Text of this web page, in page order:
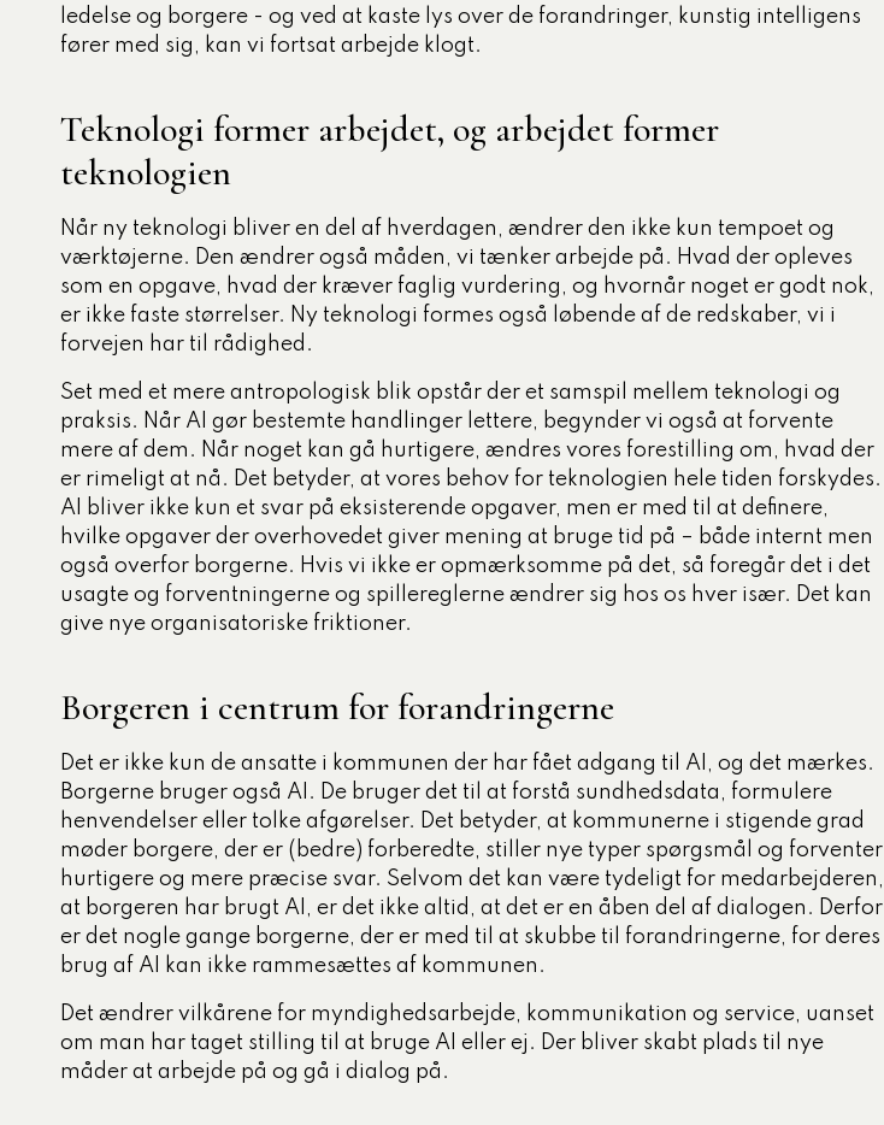
ledelse og borgere - og ved at kaste lys over de forandringer, kunstig intelligens
fører med sig, kan vi fortsat arbejde klogt.
Teknologi former arbejdet, og arbejdet former
teknologien
Når ny teknologi bliver en del af hverdagen, ændrer den ikke kun tempoet og
værktøjerne. Den ændrer også måden, vi tænker arbejde på. Hvad der opleves
som en opgave, hvad der kræver faglig vurdering, og hvornår noget er godt nok,
er ikke faste størrelser. Ny teknologi formes også løbende af de redskaber, vi i
forvejen har til rådighed.
Set med et mere antropologisk blik opstår der et samspil mellem teknologi og
praksis. Når AI gør bestemte handlinger lettere, begynder vi også at forvente
mere af dem. Når noget kan gå hurtigere, ændres vores forestilling om, hvad der
er rimeligt at nå. Det betyder, at vores behov for teknologien hele tiden forskydes.
AI bliver ikke kun et svar på eksisterende opgaver, men er med til at definere,
hvilke opgaver der overhovedet giver mening at bruge tid på – både internt men
også overfor borgerne. Hvis vi ikke er opmærksomme på det, så foregår det i det
usagte og forventningerne og spillereglerne ændrer sig hos os hver især. Det kan
give nye organisatoriske friktioner.
Borgeren i centrum for forandringerne
Det er ikke kun de ansatte i kommunen der har fået adgang til AI, og det mærkes.
Borgerne bruger også AI. De bruger det til at forstå sundhedsdata, formulere
henvendelser eller tolke afgørelser. Det betyder, at kommunerne i stigende grad
møder borgere, der er (bedre) forberedte, stiller nye typer spørgsmål og forventer
hurtigere og mere præcise svar. Selvom det kan være tydeligt for medarbejderen,
at borgeren har brugt AI, er det ikke altid, at det er en åben del af dialogen. Derfor
er det nogle gange borgerne, der er med til at skubbe til forandringerne, for deres
brug af AI kan ikke rammesættes af kommunen.
Det ændrer vilkårene for myndighedsarbejde, kommunikation og service, uanset
om man har taget stilling til at bruge AI eller ej. Der bliver skabt plads til nye
måder at arbejde på og gå i dialog på.